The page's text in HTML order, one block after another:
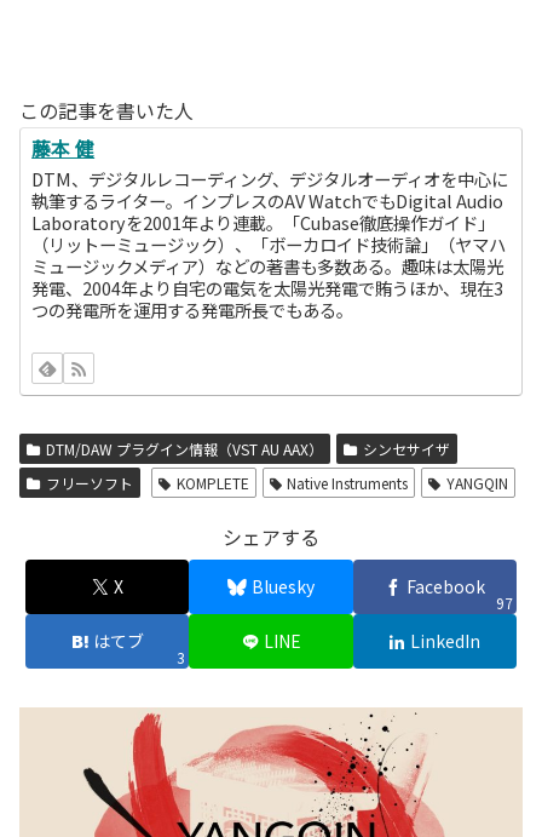
この記事を書いた人
藤本 健
DTM、デジタルレコーディング、デジタルオーディオを中心に
執筆するライター。インプレスのAV WatchでもDigital Audio
Laboratoryを2001年より連載。「Cubase徹底操作ガイド」
（リットーミュージック）、「ボーカロイド技術論」（ヤマハ
ミュージックメディア）などの著書も多数ある。趣味は太陽光
発電、2004年より自宅の電気を太陽光発電で賄うほか、現在3
つの発電所を運用する発電所長でもある。
DTM/DAW プラグイン情報（VST AU AAX）
シンセサイザ
フリーソフト
KOMPLETE Native Instruments YANGQIN
シェアする
X Bluesky Facebook
97
はてブ
3
LINE LinkedIn